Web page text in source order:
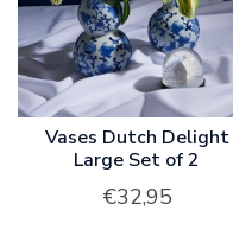
Vases Dutch Delight
Large Set of 2
€32,95